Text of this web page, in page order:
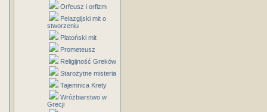
Orfeusz i orfizm
Pelazgijski mit o
stworzeniu
Platoński mit
Prometeusz
Religijność Greków
Starożytne misteria
Tajemnica Krety
Wróżbiarstwo w
Grecji